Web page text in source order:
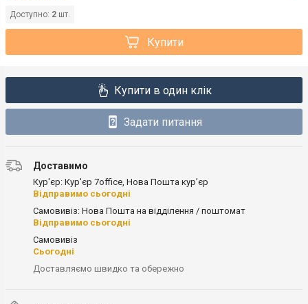
Доступно: 2 шт.
Купити
Купити в один клік
Задати питання
Доставимо
Кур'єр: Кур'єр 7office, Нова Пошта кур’єр
Відправимо сьогодні
Самовивіз: Нова Пошта на відділення / поштомат
Відправимо сьогодні
Самовивіз
Сьогодні
Доставляємо швидко та обережно